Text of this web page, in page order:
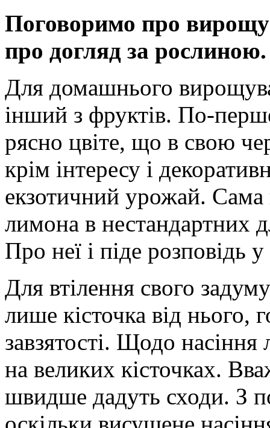
Поговоримо про
про догляд за рослиною.
Для домашнього
інший з фруктів. По-
рясно цвіте, що в свою
крім інтересу і
екзотичний урожай.
лимона в нестандартних
Про неї і піде розповідь у
Для втілення свого
лише кісточка від нього,
завзятості. Щодо
на великих кісточках.
швидше дадуть сходи. З